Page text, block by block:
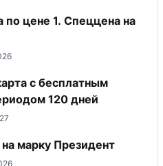
по цене 1. Спеццена на
с бесплатным
120 дней
марку Президент